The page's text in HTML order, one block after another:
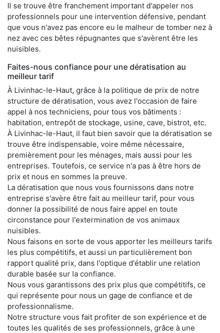
Il se trouve être franchement important d'appeler nos
professionnels pour une intervention défensive, pendant
que vous n'avez pas encore eu le malheur de tomber nez à
nez avec ces bêtes répugnantes que s'avèrent être les
nuisibles.
Faites-nous confiance pour une dératisation au
meilleur tarif
À Livinhac-le-Haut, grâce à la politique de prix de notre
structure de dératisation, vous avez l'occasion de faire
appel à nos techniciens, pour tous vos bâtiments :
habitation, entrepôt de stockage, usine, cave, bistrot, etc.
À Livinhac-le-Haut, il faut bien savoir que la dératisation se
trouve être indispensable, voire même nécessaire,
premièrement pour les ménages, mais aussi pour les
entreprises. Toutefois, ce service n'a pas à être hors de
prix et nous en sommes la preuve.
La dératisation que nous vous fournissons dans notre
entreprise s'avère être fait au meilleur tarif, pour vous
donner la possibilité de nous faire appel en toute
circonstance pour l'extermination de vos animaux
nuisibles.
Nous faisons en sorte de vous apporter les meilleurs tarifs
les plus compétitifs, et aussi un particulièrement bon
rapport qualité prix, dans l'optique d'établir une relation
durable basée sur la confiance.
Nous vous garantissons des prix plus que compétitifs, ce
qui représente pour nous un gage de confiance et de
professionnalisme.
Notre structure vous fait profiter de son expérience et de
toutes les qualités de ses professionnels, grâce à une